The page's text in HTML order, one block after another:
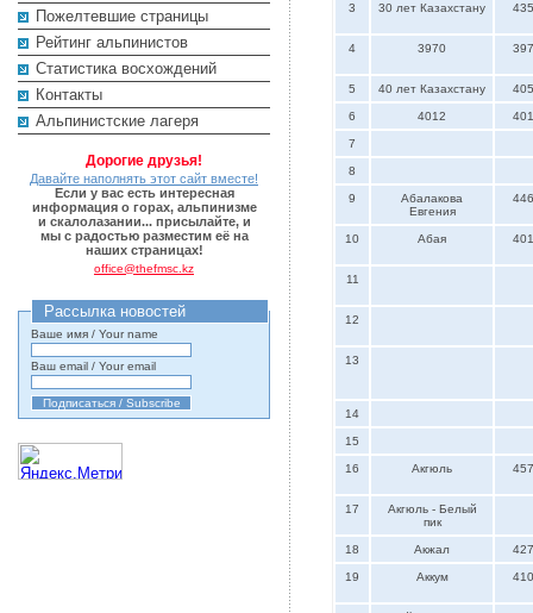
Пожелтевшие страницы
Рейтинг альпинистов
Cтатистика восхождений
Контакты
Альпинистские лагеря
Дорогие друзья!
Давайте наполнять этот сайт вместе!
Если у вас есть интересная
информация о горах, альпинизме
и скалолазании... присылайте, и
мы с радостью разместим её на
наших страницах!
office@thefmsc.kz
Рассылка новостей
Ваше имя / Your name
Ваш email / Your email
3 30 лет Казахстану
4 3970
5 40 лет Казахстану
6 4012
7
8
9
Абалакова
Евгения
10 Абая
11
12
13
14
15
16 Акгюль
17
Акгюль - Белый
пик
18 Акжал
19 Аккум